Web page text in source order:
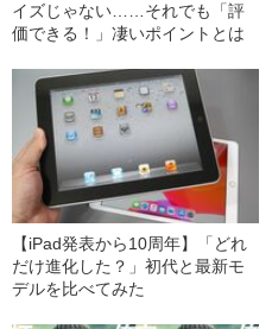
イズじゃない……それでも「評
価できる！」凄いポイントとは
【iPad発表から10周年】「どれ
だけ進化した？」初代と最新モ
デルを比べてみた